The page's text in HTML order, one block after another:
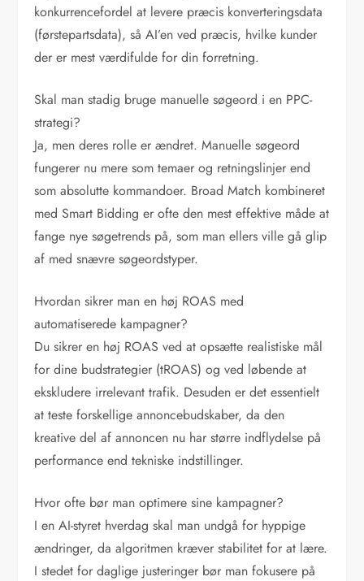
konkurrencefordel at levere præcis konverteringsdata
(førstepartsdata), så AI’en ved præcis, hvilke kunder
der er mest værdifulde for din forretning.
Skal man stadig bruge manuelle søgeord i en PPC-
strategi?
Ja, men deres rolle er ændret. Manuelle søgeord
fungerer nu mere som temaer og retningslinjer end
som absolutte kommandoer. Broad Match kombineret
med Smart Bidding er ofte den mest effektive måde at
fange nye søgetrends på, som man ellers ville gå glip
af med snævre søgeordstyper.
Hvordan sikrer man en høj ROAS med
automatiserede kampagner?
Du sikrer en høj ROAS ved at opsætte realistiske mål
for dine budstrategier (tROAS) og ved løbende at
ekskludere irrelevant trafik. Desuden er det essentielt
at teste forskellige annoncebudskaber, da den
kreative del af annoncen nu har større indflydelse på
performance end tekniske indstillinger.
Hvor ofte bør man optimere sine kampagner?
I en AI-styret hverdag skal man undgå for hyppige
ændringer, da algoritmen kræver stabilitet for at lære.
I stedet for daglige justeringer bør man fokusere på